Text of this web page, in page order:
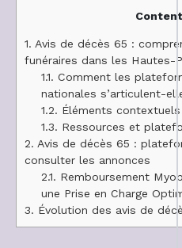
1. Avis de décès 65 :
funéraires dans les Hautes-
1.1. Comment les
nationales s’articulent-
1.2. Éléments
1.3. Ressources et
2. Avis de décès 65 :
consulter les annonces
2.1. Remboursement
une Prise en Charge
3. Évolution des avis de